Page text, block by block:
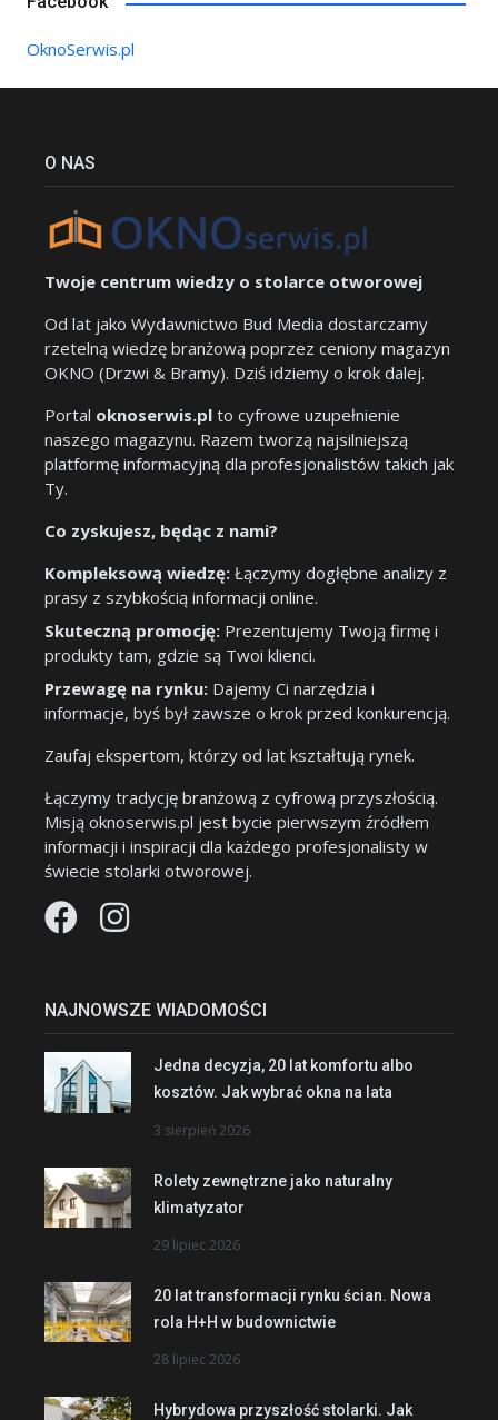
OknoSerwis.pl
O NAS
Twoje centrum wiedzy o stolarce otworowej
Od lat jako Wydawnictwo Bud Media dostarczamy
rzetelną wiedzę branżową poprzez ceniony magazyn
OKNO (Drzwi & Bramy). Dziś idziemy o krok dalej.
Portal oknoserwis.pl to cyfrowe uzupełnienie
naszego magazynu. Razem tworzą najsilniejszą
platformę informacyjną dla profesjonalistów takich jak
Ty.
Co zyskujesz, będąc z nami?
Kompleksową wiedzę: Łączymy dogłębne analizy z
prasy z szybkością informacji online.
Skuteczną promocję: Prezentujemy Twoją firmę i
produkty tam, gdzie są Twoi klienci.
Przewagę na rynku: Dajemy Ci narzędzia i
informacje, byś był zawsze o krok przed konkurencją.
Zaufaj ekspertom, którzy od lat kształtują rynek.
Łączymy tradycję branżową z cyfrową przyszłością.
Misją oknoserwis.pl jest bycie pierwszym źródłem
informacji i inspiracji dla każdego profesjonalisty w
świecie stolarki otworowej.
NAJNOWSZE WIADOMOŚCI
Jedna decyzja, 20 lat komfortu albo
kosztów. Jak wybrać okna na lata
3 sierpień 2026
Rolety zewnętrzne jako naturalny
klimatyzator
29 lipiec 2026
20 lat transformacji rynku ścian. Nowa
rola H+H w budownictwie
28 lipiec 2026
Hybrydowa przyszłość stolarki. Jak